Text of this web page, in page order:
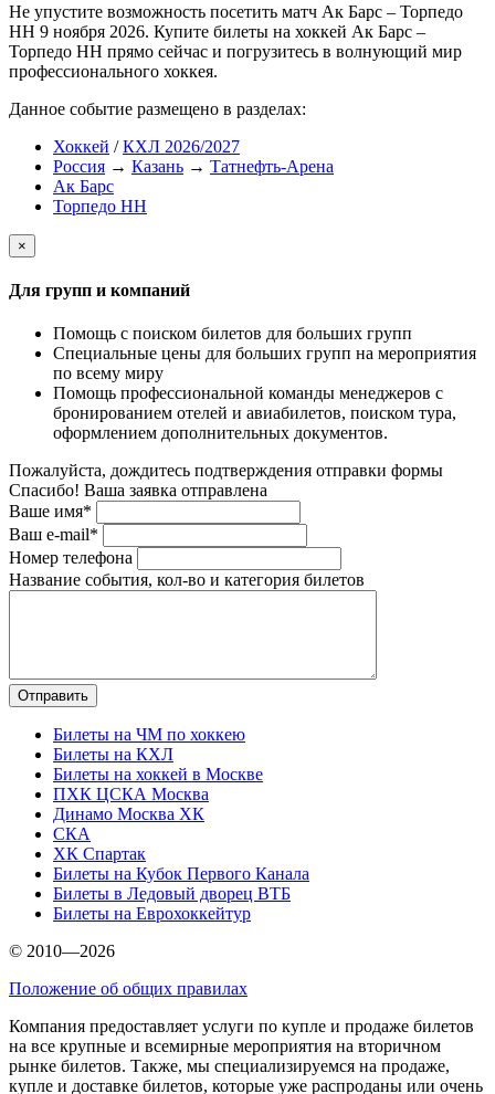
Не упустите возможность посетить матч Ак Барс – Торпедо
НН 9 ноября 2026. Купите билеты на хоккей Ак Барс –
Торпедо НН прямо сейчас и погрузитесь в волнующий мир
профессионального хоккея.
Данное событие размещено в разделах:
Хоккей /КХЛ 2026/2027
Россия → Казань → Татнефть-Арена
Ак Барс
Торпедо НН
×
Для групп и компаний
Помощь с поиском билетов для больших групп
Специальные цены для больших групп на мероприятия
по всему миру
Помощь профессиональной команды менеджеров с
бронированием отелей и авиабилетов, поиском тура,
оформлением дополнительных документов.
Пожалуйста, дождитесь подтверждения отправки формы
Спасибо! Ваша заявка отправлена
Ваше имя*
Ваш e-mail*
Номер телефона
Название события, кол-во и категория билетов
Билеты на ЧМ по хоккею
Билеты на КХЛ
Билеты на хоккей в Москве
ПХК ЦСКА Москва
Динамо Москва ХК
СКА
ХК Спартак
Билеты на Кубок Первого Канала
Билеты в Ледовый дворец ВТБ
Билеты на Еврохоккейтур
© 2010—2026
Положение об общих правилах
Компания предоставляет услуги по купле и продаже билетов
на все крупные и всемирные мероприятия на вторичном
рынке билетов. Также, мы специализируемся на продаже,
купле и доставке билетов, которые уже распроданы или очень